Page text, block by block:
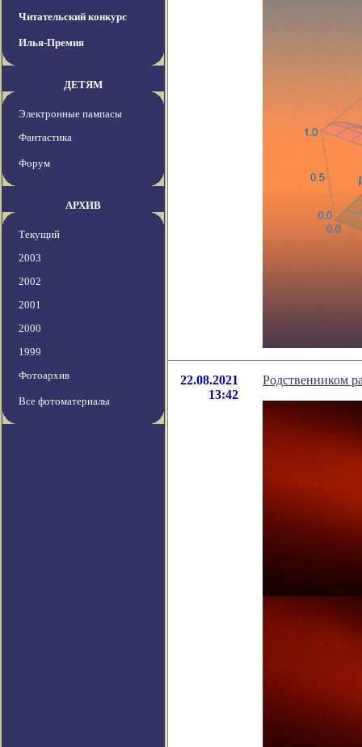
Читательский конкурс
Илья-Премия
ДЕТЯМ
Электронные пампасы
Фантастика
Форум
АРХИВ
Текущий
2003
2002
2001
2000
1999
Фотоархив
Все фотоматериалы
22.08.2021
13:42
Родственником